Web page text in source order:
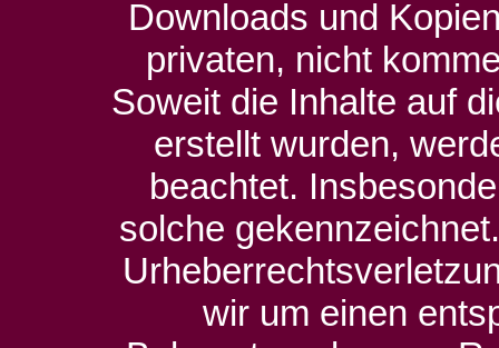
Downloads und
privaten, nicht
Soweit die Inhalte auf
erstellt wurden,
beachtet.
solche
wir um einen